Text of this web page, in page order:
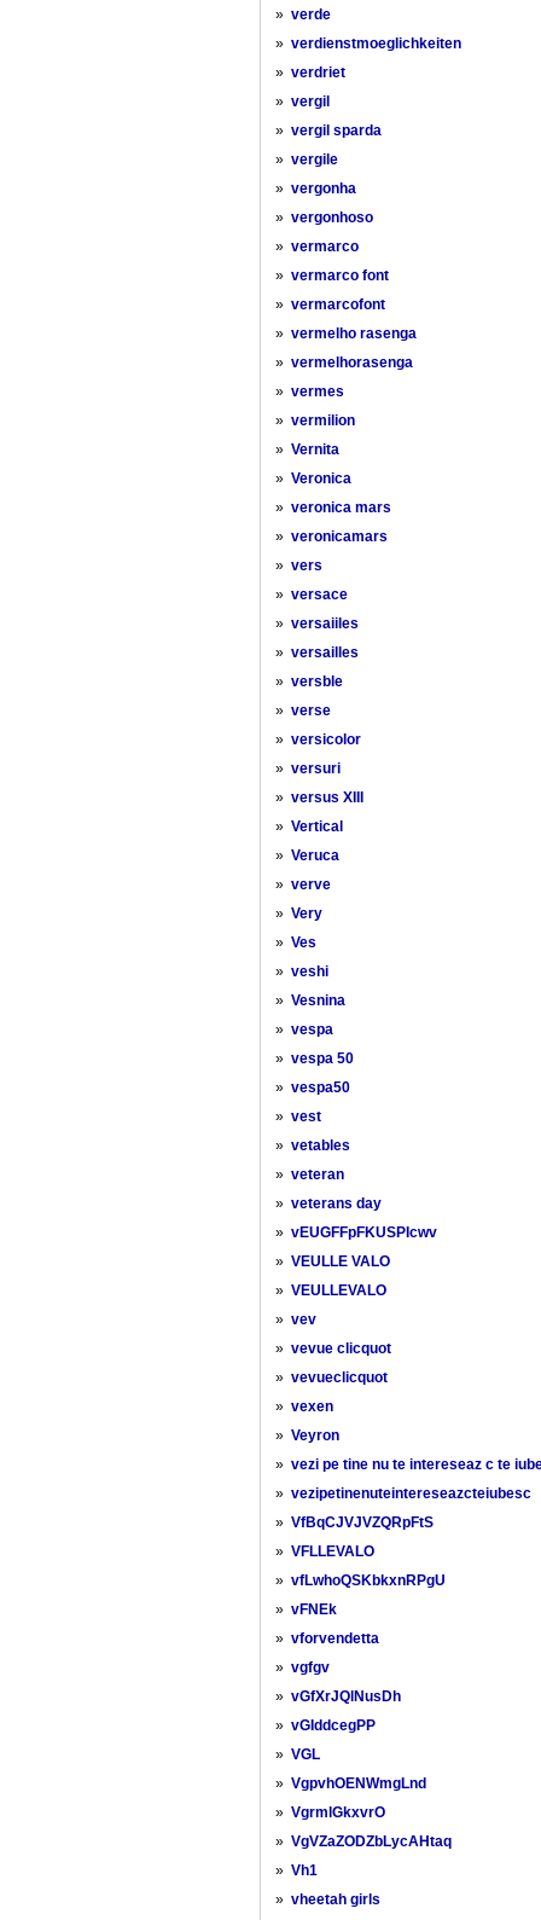
» verde
» verdienstmoeglichkeiten
» verdriet
» vergil
» vergil sparda
» vergile
» vergonha
» vergonhoso
» vermarco
» vermarco font
» vermarcofont
» vermelho rasenga
» vermelhorasenga
» vermes
» vermilion
» Vernita
» Veronica
» veronica mars
» veronicamars
» vers
» versace
» versaiiles
» versailles
» versble
» verse
» versicolor
» versuri
» versus XIII
» Vertical
» Veruca
» verve
» Very
» Ves
» veshi
» Vesnina
» vespa
» vespa 50
» vespa50
» vest
» vetables
» veteran
» veterans day
» vEUGFFpFKUSPIcwv
» VEULLE VALO
» VEULLEVALO
» vev
» vevue clicquot
» vevueclicquot
» vexen
» Veyron
» vezi pe tine nu te intereseaz c te
» vezipetinenuteintereseazcteiubesc
» VfBqCJVJVZQRpFtS
» VFLLEVALO
» vfLwhoQSKbkxnRPgU
» vFNEk
» vforvendetta
» vgfgv
» vGfXrJQlNusDh
» vGIddcegPP
» VGL
» VgpvhOENWmgLnd
» VgrmlGkxvrO
» VgVZaZODZbLycAHtaq
» Vh1
» vheetah girls